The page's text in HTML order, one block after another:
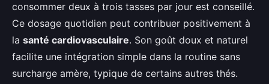
consommer deux à trois tasses par jour est conseillé.
Ce dosage quotidien peut contribuer positivement à
la santé cardiovasculaire. Son goût doux et naturel
facilite une intégration simple dans la routine sans
surcharge amère, typique de certains autres thés.